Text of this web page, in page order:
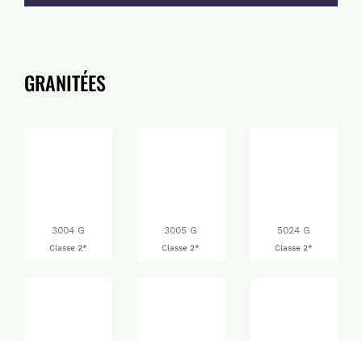
GRANITÉES
3004 G
Classe 2*
3005 G
Classe 2*
5024 G
Classe 2*